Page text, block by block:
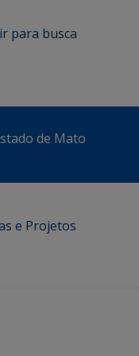
ir para busca
de Mato
e Projetos